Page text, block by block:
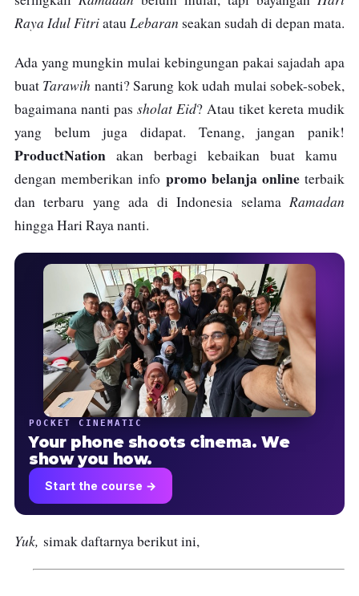
Raya Idul Fitriatau Lebaran seakan sudah di depan mata.
Ada yang mungkin mulai kebingungan pakai sajadah apa
buat Tarawih nanti? Sarung kok udah mulai sobek-sobek,
bagaimana nanti pas sholat Eid? Atau tiket kereta mudik
yang belum juga didapat. Tenang, jangan panik!
ProductNation akan berbagi kebaikan buat kamu
dengan memberikan info promo belanja onlineterbaik
dan terbaru yang ada di Indonesia selama Ramadan
hingga Hari Raya nanti.
POCKET CINEMATIC
Your phone shoots cinema. We
show you how.
Start the course →
Yuk, simak daftarnya berikut ini,